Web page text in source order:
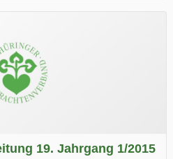
beim Lesen.
19. Jahrgang 1/2015